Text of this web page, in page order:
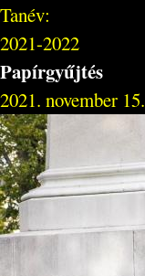
Tanév:
2021-2022
Papírgyűjtés
2021. november 15.